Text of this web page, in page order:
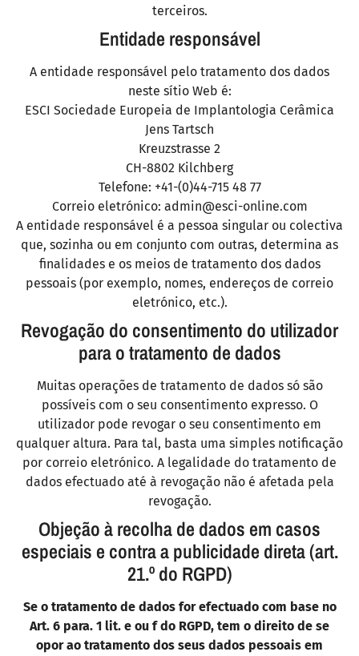
terceiros.
Entidade responsável
A entidade responsável pelo tratamento dos dados
neste sítio Web é:
ESCI Sociedade Europeia de Implantologia Cerâmica
Jens Tartsch
Kreuzstrasse 2
CH-8802 Kilchberg
Telefone: +41-(0)44-715 48 77
Correio eletrónico: admin@esci-online.com
A entidade responsável é a pessoa singular ou colectiva
que, sozinha ou em conjunto com outras, determina as
finalidades e os meios de tratamento dos dados
pessoais (por exemplo, nomes, endereços de correio
eletrónico, etc.).
Revogação do consentimento do utilizador
para o tratamento de dados
Muitas operações de tratamento de dados só são
possíveis com o seu consentimento expresso. O
utilizador pode revogar o seu consentimento em
qualquer altura. Para tal, basta uma simples notificação
por correio eletrónico. A legalidade do tratamento de
dados efectuado até à revogação não é afetada pela
revogação.
Objeção à recolha de dados em casos
especiais e contra a publicidade direta (art.
21.º do RGPD)
Se o tratamento de dados for efectuado com base no
Art. 6 para. 1 lit. e ou f do RGPD, tem o direito de se
opor ao tratamento dos seus dados pessoais em